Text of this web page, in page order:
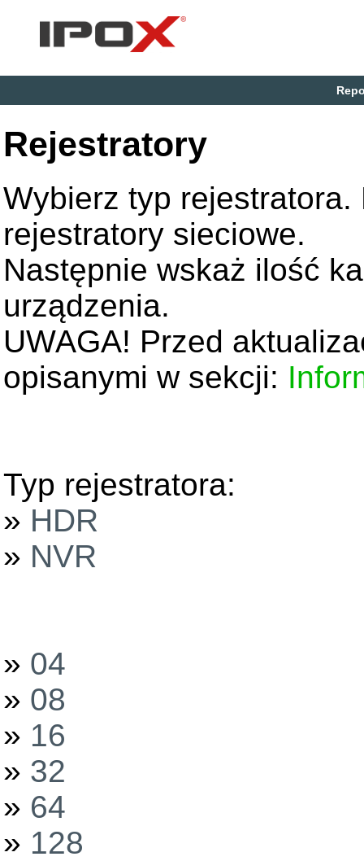
Rejestratory
Wybierz typ
rejestratory sieciowe.
Następnie wskaż ilość
urządzenia.
UWAGA! Przed
opisanymi w sekcji:
Typ rejestratora:
» HDR
» NVR
» 04
» 08
» 16
» 32
» 64
» 128